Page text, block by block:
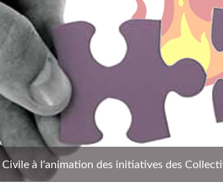
à l'animation des initiatives des